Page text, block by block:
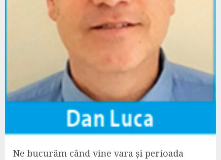
Ne bucurăm când vine vara și perioada